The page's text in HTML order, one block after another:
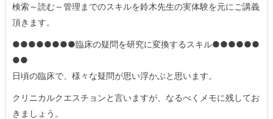
検索～読む～管理までのスキルを鈴木先生の実体験を元にご講義
頂きます。
●●●●●●●●臨床の疑問を研究に変換するスキル●●●●●●
●●
日頃の臨床で、様々な疑問が思い浮かぶと思います。
クリニカルクエスチョンと言いますが、なるべくメモに残してお
きましょう。